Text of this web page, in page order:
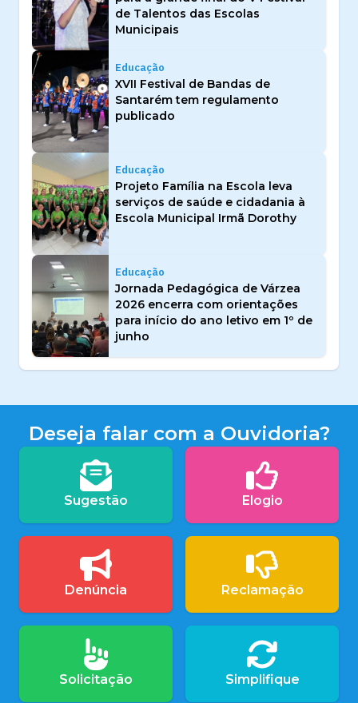
de Talentos das Escolas
Municipais
Educação
XVII Festival de Bandas de
Santarém tem regulamento
publicado
Educação
Projeto Família na Escola leva
serviços de saúde e cidadania à
Escola Municipal Irmã Dorothy
Educação
Jornada Pedagógica de Várzea
2026 encerra com orientações
para início do ano letivo em 1º de
junho
Deseja falar com a Ouvidoria?
Sugestão Elogio
Denúncia Reclamação
Solicitação Simplifique